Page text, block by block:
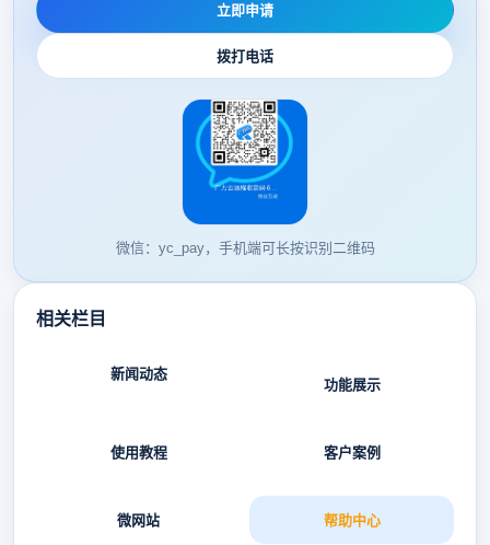
立即申请
拨打电话
微信：yc_pay，手机端可长按识别二维码
相关栏目
新闻动态
功能展示
使用教程 客户案例
微网站 帮助中心